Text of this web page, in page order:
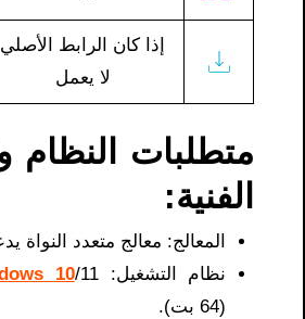
إذا كان الرابط الأصلي
لا يعمل
متطلبات النظام
الفنية:
المعالج: معالج متعدد النواة يدعم 64
نظام التشغيل:
10/11
(64 بت).